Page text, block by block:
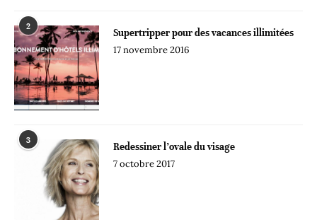
2
Supertripper pour des vacances illimitées
17 novembre 2016
3
Redessiner l’ovale du visage
7 octobre 2017